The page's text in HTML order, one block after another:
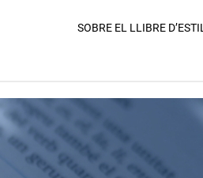
SOBRE EL LLIBRE D’ESTIL